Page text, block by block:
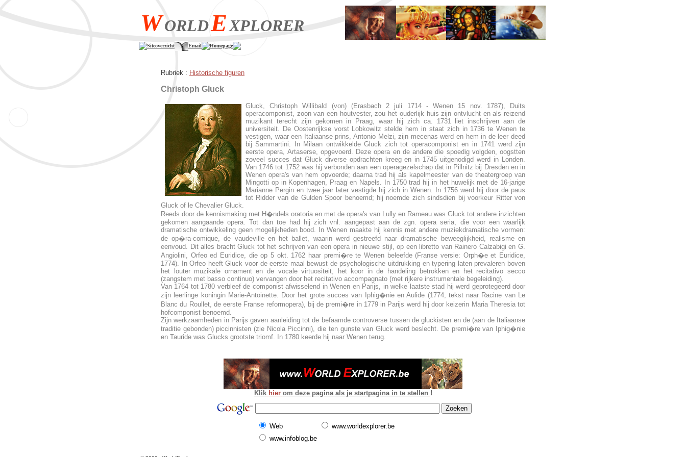
WORLDEXPLORER
Siteoverzicht Email Homepage
Rubriek : Historische figuren
Christoph Gluck
Gluck, Christoph Willibald (von) (Erasbach 2 juli 1714 - Wenen 15 nov. 1787), Duits
operacomponist, zoon van een houtvester, zou het ouderlijk huis zijn ontvlucht en als reizend
muzikant terecht zijn gekomen in Praag, waar hij zich ca. 1731 liet inschrijven aan de
universiteit. De Oostenrijkse vorst Lobkowitz stelde hem in staat zich in 1736 te Wenen te
vestigen, waar een Italiaanse prins, Antonio Melzi, zijn mecenas werd en hem in de leer deed
bij Sammartini. In Milaan ontwikkelde Gluck zich tot operacomponist en in 1741 werd zijn
eerste opera, Artaserse, opgevoerd. Deze opera en de andere die spoedig volgden, oogstten
zoveel succes dat Gluck diverse opdrachten kreeg en in 1745 uitgenodigd werd in Londen.
Van 1746 tot 1752 was hij verbonden aan een operagezelschap dat in Pillnitz bij Dresden en in
Wenen opera's van hem opvoerde; daarna trad hij als kapelmeester van de theatergroep van
Mingotti op in Kopenhagen, Praag en Napels. In 1750 trad hij in het huwelijk met de 16-jarige
Marianne Pergin en twee jaar later vestigde hij zich in Wenen. In 1756 werd hij door de paus
tot Ridder van de Gulden Spoor benoemd; hij noemde zich sindsdien bij voorkeur Ritter von
Gluck of le Chevalier Gluck.
Reeds door de kennismaking met H�ndels oratoria en met de opera's van Lully en Rameau was Gluck tot andere inzichten
gekomen aangaande opera. Tot dan toe had hij zich vnl. aangepast aan de zgn. opera seria, die voor een waarlijk
dramatische ontwikkeling geen mogelijkheden bood. In Wenen maakte hij kennis met andere muziekdramatische vormen:
de op�ra-comique, de vaudeville en het ballet, waarin werd gestreefd naar dramatische beweeglijkheid, realisme en
eenvoud. Dit alles bracht Gluck tot het schrijven van een opera in nieuwe stijl, op een libretto van Rainero Calzabigi en G.
Angiolini, Orfeo ed Euridice, die op 5 okt. 1762 haar premi�re te Wenen beleefde (Franse versie: Orph�e et Euridice,
1774). In Orfeo heeft Gluck voor de eerste maal bewust de psychologische uitdrukking en typering laten prevaleren boven
het louter muzikale ornament en de vocale virtuositeit, het koor in de handeling betrokken en het recitativo secco
(zangstem met basso continuo) vervangen door het recitativo accompagnato (met rijkere instrumentale begeleiding).
Van 1764 tot 1780 verbleef de componist afwisselend in Wenen en Parijs, in welke laatste stad hij werd geprotegeerd door
zijn leerlinge koningin Marie-Antoinette. Door het grote succes van Iphig�nie en Aulide (1774, tekst naar Racine van Le
Blanc du Roullet, de eerste Franse reformopera), bij de premi�re in 1779 in Parijs werd hij door keizerin Maria Theresia tot
hofcomponist benoemd.
Zijn werkzaamheden in Parijs gaven aanleiding tot de befaamde controverse tussen de gluckisten en de (aan de Italiaanse
traditie gebonden) piccinnisten (zie Nicola Piccinni), die ten gunste van Gluck werd beslecht. De premi�re van Iphig�nie
en Tauride was Glucks grootste triomf. In 1780 keerde hij naar Wenen terug.
Klik hier om deze pagina als je startpagina in te stellen !
Web
www.worldexplorer.be
www.infoblog.be